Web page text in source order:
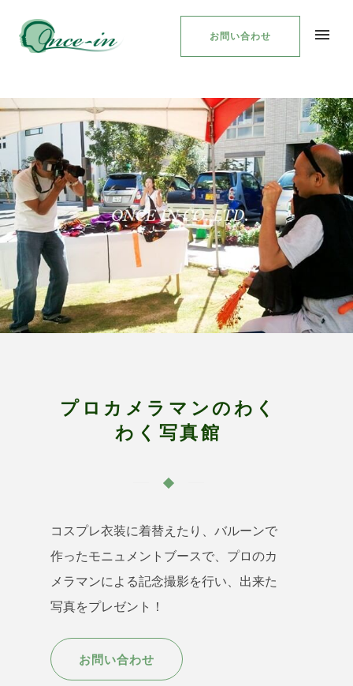
お問い合わせ
プロカメラマンのわく
わく写真館
コスプレ衣装に着替えたり、バルーンで
作ったモニュメントブースで、プロのカ
メラマンによる記念撮影を行い、出来た
写真をプレゼント！
お問い合わせ